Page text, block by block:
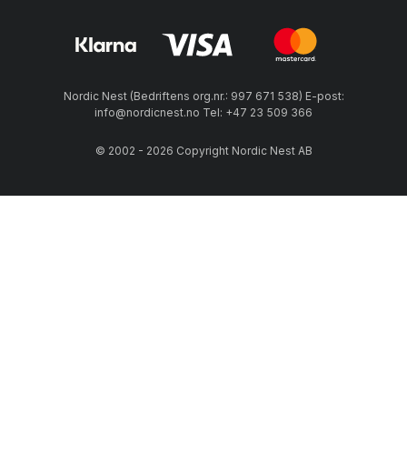
Nordic Nest (Bedriftens org.nr.: 997 671 538) E-post:
info@nordicnest.no Tel: +47 23 509 366
© 2002 - 2026 Copyright Nordic Nest AB